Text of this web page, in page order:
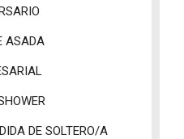
ASADA
DE SOLTERO/A